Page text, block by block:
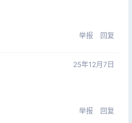
举报 回复
25年12月7日
举报 回复